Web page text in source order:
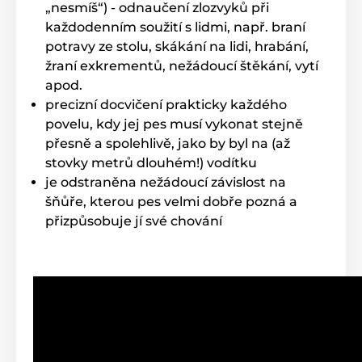
duální síťové nabíječky.
Vodotěsnost
PG-300 je dodáván sponořitelným
voděodolný, ovšem plovoucí, pro případ
upuštění do vody. Je tedy vhodný jak pro základní
výcvik, tak pro výcvik loveckých či záchranářských psů.
Počet psů
PG-300 je možné použít pro ovládání více
psů najednou Přikoupením dalšího
obojku jej můžete jednoduše rozšířit,
výcvik 2 psů najednou
„nesmíš“) - odnaučení zlozvyků při
každodenním soužití s lidmi, např. braní
potravy ze stolu, skákání na lidi, hrabání,
žraní exkrementů, nežádoucí štěkání, vytí
apod.
precizní docvičení prakticky každého
povelu, kdy jej pes musí vykonat stejně
přesně a spolehlivě, jako by byl na (až
stovky metrů dlouhém!) vodítku
je odstraněna nežádoucí závislost na
šňůře, kterou pes velmi dobře pozná a
přizpůsobuje jí své chování